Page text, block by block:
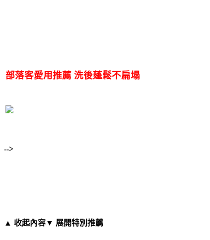
部落客愛用推薦 洗後蓬鬆不扁塌
-->
▲ 收起內容▼ 展開特別推薦